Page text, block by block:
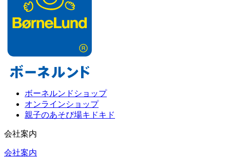
ボーネルンドショップ
オンラインショップ
親子のあそび場キドキド
会社案内
会社案内